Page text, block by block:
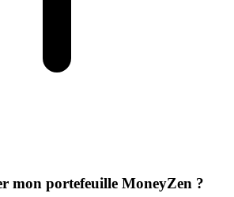
mon portefeuille MoneyZen ?